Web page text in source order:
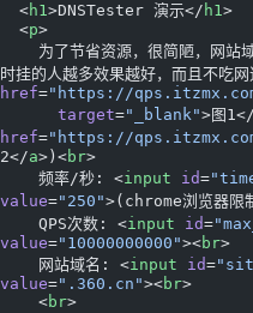
  <
h1>DNSTester 演示</ h1>
  <
p>
时挂的人越多效果越好，而且不吃
href="https://
      target
="_blank">图1</
href="https://
2</a>)<br>
    频率/秒: <
input id=
value="250">(chrome浏览器限
    QPS次数: <
input id=
value="10000000000"><br>
    网站域名: <
input id=
value=".360.cn"><br>
    <
br>